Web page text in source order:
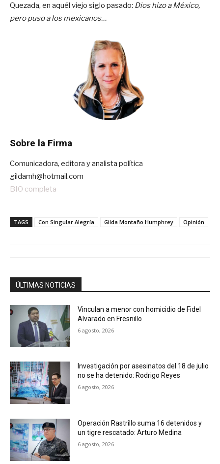
Quezada, en aquél viejo siglo pasado: Dios hizo a México,
pero puso a los mexicanos…
Sobre la Firma
Comunicadora, editora y analista política
gildamh@hotmail.com
BIO completa
TAGS Con Singular Alegría Gilda Montaño Humphrey Opinión
ÚLTIMAS NOTICIAS
Vinculan a menor con homicidio de Fidel
Alvarado en Fresnillo
6 agosto, 2026
Investigación por asesinatos del 18 de julio
no se ha detenido: Rodrigo Reyes
6 agosto, 2026
Operación Rastrillo suma 16 detenidos y
un tigre rescatado: Arturo Medina
6 agosto, 2026